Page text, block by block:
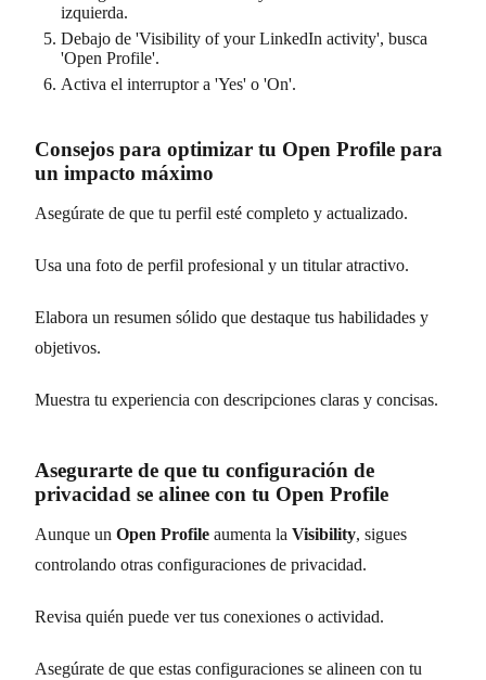
izquierda.
Debajo de 'Visibility of your LinkedIn activity', busca
'Open Profile'.
Activa el interruptor a 'Yes' o 'On'.
Consejos para optimizar tu Open Profile para
un impacto máximo
Asegúrate de que tu perfil esté completo y actualizado.
Usa una foto de perfil profesional y un titular atractivo.
Elabora un resumen sólido que destaque tus habilidades y
objetivos.
Muestra tu experiencia con descripciones claras y concisas.
Asegurarte de que tu configuración de
privacidad se alinee con tu Open Profile
Aunque un Open Profile aumenta la Visibility, sigues
controlando otras configuraciones de privacidad.
Revisa quién puede ver tus conexiones o actividad.
Asegúrate de que estas configuraciones se alineen con tu